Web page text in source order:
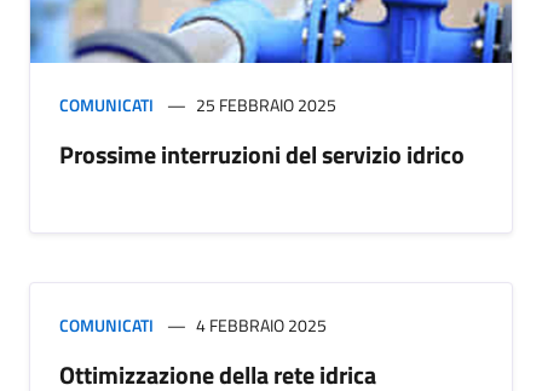
COMUNICATI 25 FEBBRAIO 2025
Prossime interruzioni del servizio idrico
COMUNICATI 4 FEBBRAIO 2025
Ottimizzazione della rete idrica